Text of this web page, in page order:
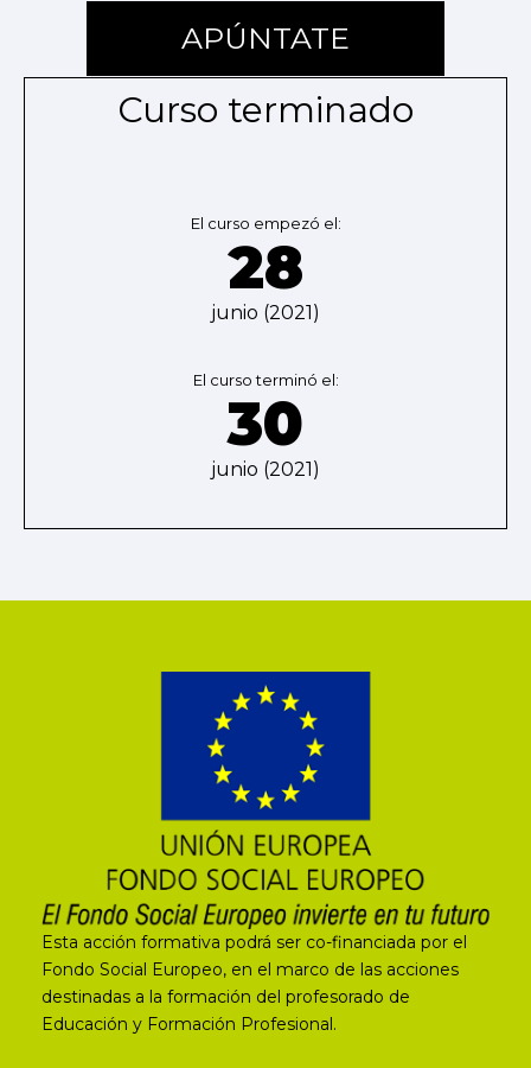
APÚNTATE
Curso terminado
El curso empezó el:
28
junio (2021)
El curso terminó el:
30
junio (2021)
Esta acción formativa podrá ser co-financiada por el
Fondo Social Europeo, en el marco de las acciones
destinadas a la formación del profesorado de
Educación y Formación Profesional.